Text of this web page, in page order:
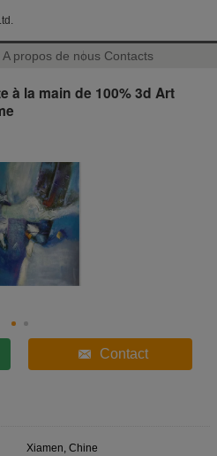
A propos de nous Contacts
à la main de 100% 3d Art
Contact
Xiamen, Chine